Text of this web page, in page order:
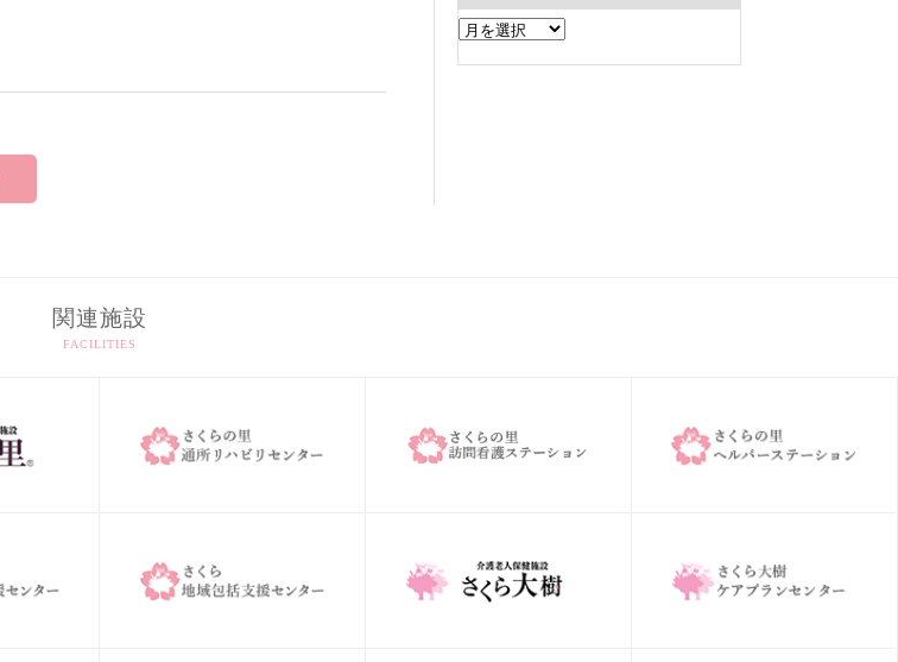
ア
ー
関連施設
FACILITIES